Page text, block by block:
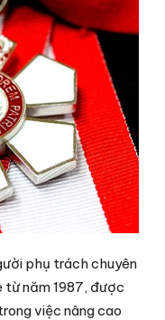
phụ trách chuyên
năm 1987, được
việc nâng cao